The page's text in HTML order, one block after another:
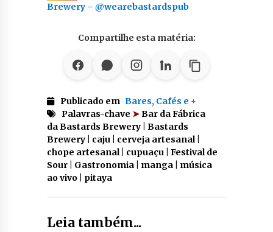
Brewery – @wearebastardspub
Compartilhe esta matéria:
Publicado em Bares, Cafés e +
Palavras-chave ➤Bar da Fábrica
da Bastards Brewery | Bastards
Brewery | caju | cerveja artesanal |
chope artesanal | cupuaçu | Festival de
Sour | Gastronomia | manga | música
ao vivo | pitaya
Leia também...